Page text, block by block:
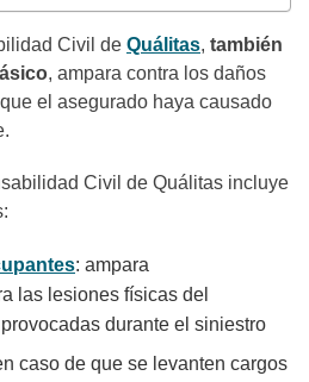
Civil de Quálitas, también
, ampara contra los daños
el asegurado haya causado
Civil de Quálitas incluye
: ampara
las lesiones físicas del
durante el siniestro
caso de que se levanten cargos